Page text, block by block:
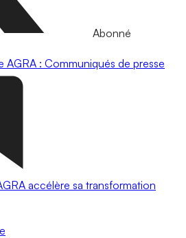
Abonné
AGRA : Communiqués de presse
accélère sa transformation